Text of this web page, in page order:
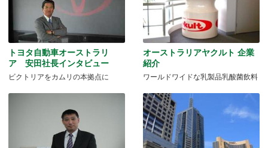
トヨタ自動車オーストラリ
ア 安田社長インタビュー
ビクトリアをカムリの本拠点に
オーストラリアヤクルト 企業
紹介
ワールドワイドな乳製品乳酸菌飲料